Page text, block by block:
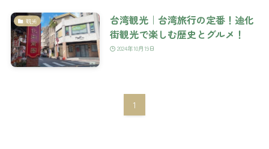
観光
台湾観光｜台湾旅行の定番！迪化
街観光で楽しむ歴史とグルメ！
2024年10月19日
1